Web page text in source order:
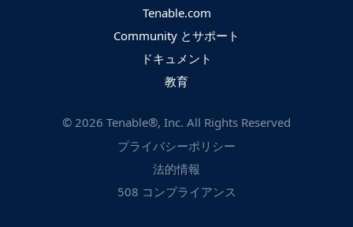
Tenable.com
Community とサポート
ドキュメント
教育
© 2026 Tenable®, Inc. All Rights Reserved
プライバシーポリシー
法的情報
508 コンプライアンス